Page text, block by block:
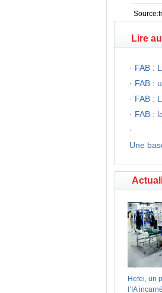
Lire
· FAB :
· FAB :
· FAB :
· FAB :
·
Une